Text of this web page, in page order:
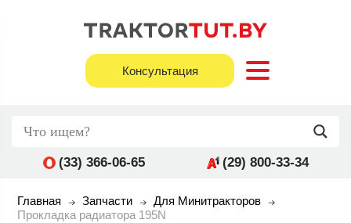
Консультация
(33) 366-06-65 (29) 800-33-34
Главная Запчасти
Для Минитракторов
Прокладка радиатора 195N